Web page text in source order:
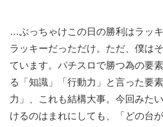
…ぶっちゃけこの日の勝利はラッ
ラッキーだっただけ。ただ、僕は
ています。パチスロで勝つ為の要
る「知識」「行動力」と言った要
力」、これも結構大事。今回みた
けるのはまれにしても、「どの台